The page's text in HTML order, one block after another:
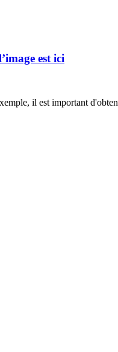
est ici
il est important